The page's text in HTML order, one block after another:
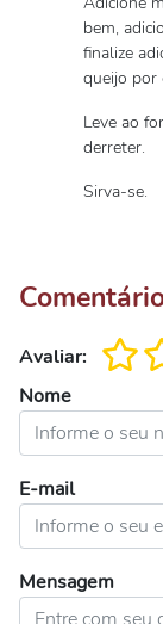
bem,
finalize
queijo por
Leve ao
derreter.
Sirva-se.
Avaliar:
Nome
E-mail
Mensagem